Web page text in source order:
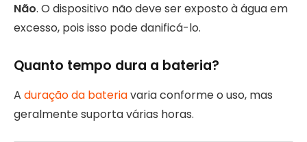
Não. O dispositivo não deve ser exposto à água em
excesso, pois isso pode danificá-lo.
Quanto tempo dura a bateria?
A duração da bateriavaria conforme o uso, mas
geralmente suporta várias horas.